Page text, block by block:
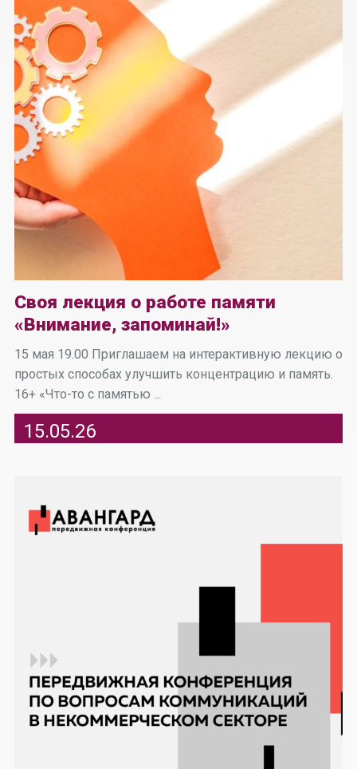
Своя лекция о работе памяти
«Внимание, запоминай!»
15 мая 19.00 Приглашаем на интерактивную лекцию о
простых способах улучшить концентрацию и память.
16+ «Что-то с памятью ...
15.05.26